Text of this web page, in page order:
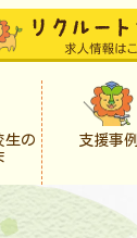
生の
支援事例